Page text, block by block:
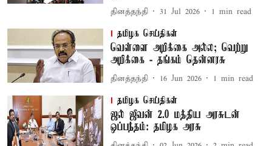
தினத்தந்தி 31 Jul 2026 1 min read
தமிழக செய்திகள்
வெள்ளை அறிக்கை அல்ல; வெற்று
அறிக்கை - தங்கம் தென்னரசு
தினத்தந்தி 16 Jun 2026 1 min read
தமிழக செய்திகள்
ஜல் ஜீவன் 2.0 மத்திய அரசுடன்
ஒப்பந்தம்: தமிழக அரசு